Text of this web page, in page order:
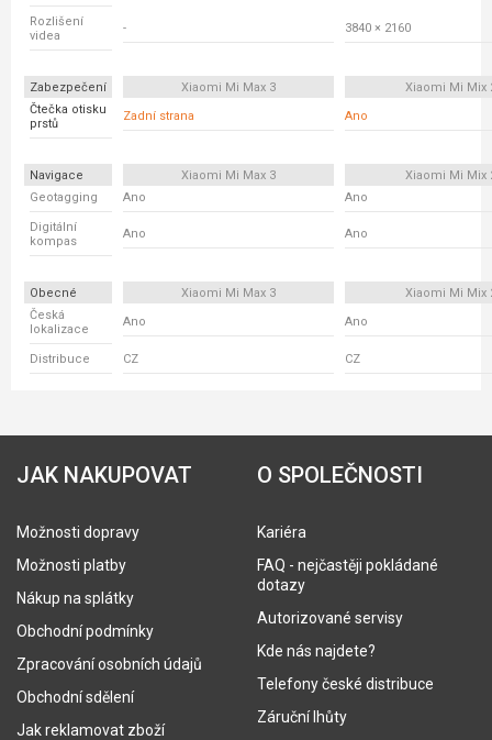
Rozlišení
videa
- 3840 × 2160
Zabezpečení Xiaomi Mi Max 3
Xiaomi Mi Mix
Čtečka otisku
prstů
Zadní strana Ano
Navigace Xiaomi Mi Max 3
Xiaomi Mi Mix
Geotagging
Ano Ano
Digitální
kompas
Ano Ano
Obecné Xiaomi Mi Max 3
Xiaomi Mi Mix
Česká
lokalizace
Ano Ano
Distribuce CZ CZ
JAK NAKUPOVAT
Možnosti dopravy
Možnosti platby
Nákup na splátky
Obchodní podmínky
Zpracování osobních údajů
Obchodní sdělení
Jak reklamovat zboží
O SPOLEČNOSTI
Kariéra
FAQ - nejčastěji pokládané
dotazy
Autorizované servisy
Kde nás najdete?
Telefony české distribuce
Záruční lhůty